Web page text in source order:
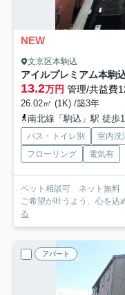
NEW
文京区本駒込
アイルプレミアム本駒
13.2万円 管理/共益費
26.02㎡ (1K) /築3年
南北線「駒込」駅 徒歩
バス・トイレ別 室内洗
フローリング
電気有
ペット相談可 ネット無料
ご希望が叶うよう、心を込
る
アパート